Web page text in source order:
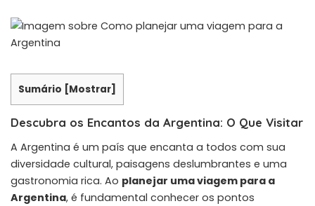
Sumário [Mostrar]
Descubra os Encantos da Argentina: O Que Visitar
A Argentina é um país que encanta a todos com sua
diversidade cultural, paisagens deslumbrantes e uma
gastronomia rica. Ao planejar uma viagem para a
Argentina, é fundamental conhecer os pontos